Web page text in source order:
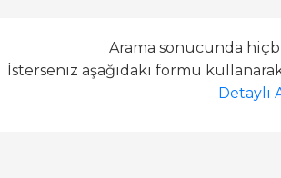
Arama sonucunda
İsterseniz aşağıdaki formu
Detaylı